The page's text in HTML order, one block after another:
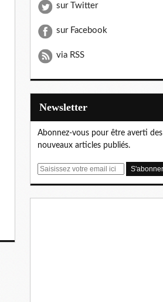
sur Twitter
sur Facebook
via RSS
Newsletter
Abonnez-vous pour être averti des
nouveaux articles publiés.
E